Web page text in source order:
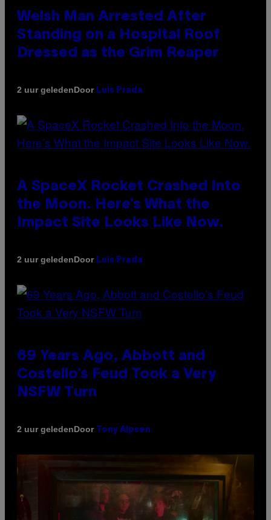
Welsh Man Arrested After
Standing on a Hospital Roof
Dressed as the Grim Reaper
2 uur geledenDoor Luis Prada
A SpaceX Rocket Crashed Into
the Moon. Here’s What the
Impact Site Looks Like Now.
2 uur geledenDoor Luis Prada
69 Years Ago, Abbott and
Costello’s Feud Took a Very
NSFW Turn
2 uur geledenDoor Tony Alpsen